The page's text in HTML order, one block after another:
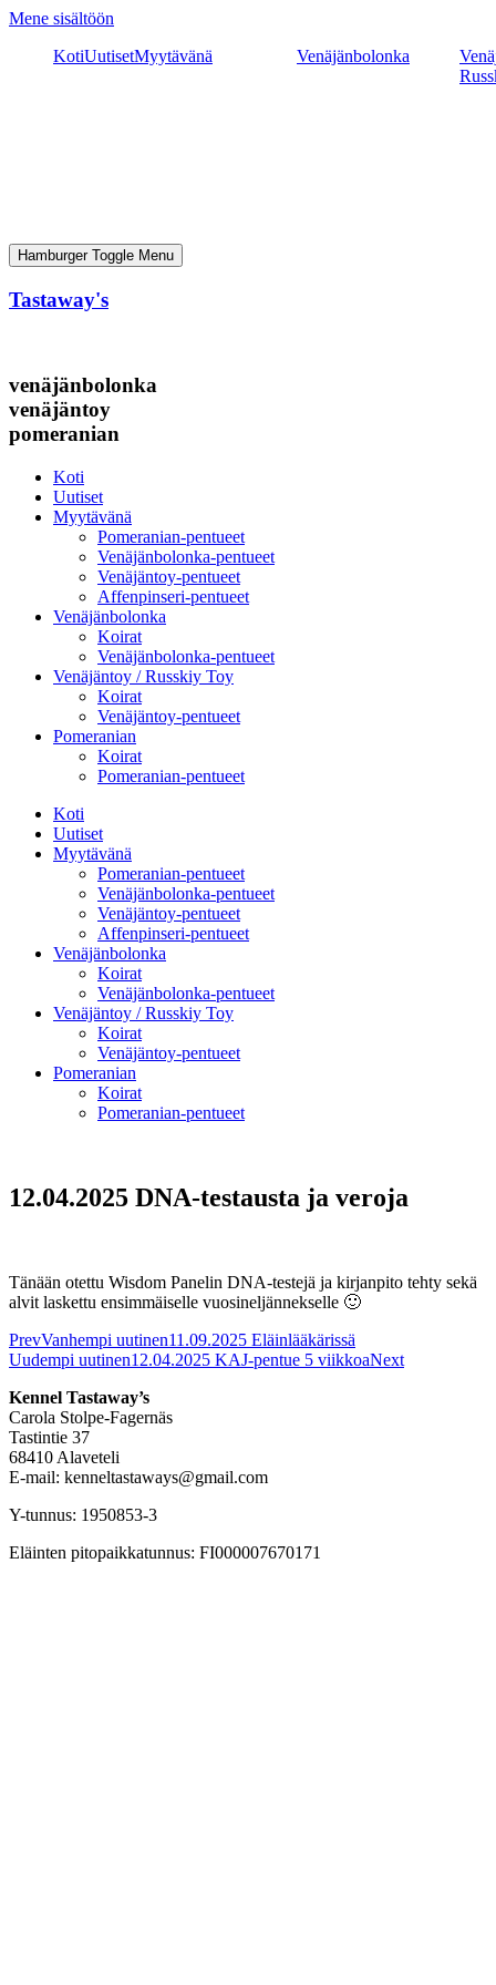
Mene sisältöön
KotiUutisetMyytävänä Venäjänbolonka
Hamburger Toggle Menu
Tastaway's
venäjänbolonka
venäjäntoy
pomeranian
Koti
Uutiset
Myytävänä
Pomeranian-pentueet
Venäjänbolonka-pentueet
Venäjäntoy-pentueet
Affenpinseri-pentueet
Venäjänbolonka
Koirat
Venäjänbolonka-pentueet
Venäjäntoy / Russkiy Toy
Koirat
Venäjäntoy-pentueet
Pomeranian
Koirat
Pomeranian-pentueet
Koti
Uutiset
Myytävänä
Pomeranian-pentueet
Venäjänbolonka-pentueet
Venäjäntoy-pentueet
Affenpinseri-pentueet
Venäjänbolonka
Koirat
Venäjänbolonka-pentueet
Venäjäntoy / Russkiy Toy
Koirat
Venäjäntoy-pentueet
Pomeranian
Koirat
Pomeranian-pentueet
12.04.2025 DNA-testausta ja veroja
Tänään otettu Wisdom Panelin DNA-testejä ja kirjanpito tehty sekä
alvit laskettu ensimmäiselle vuosineljännekselle 🙂
PrevVanhempi uutinen11.09.2025 Eläinlääkärissä
Uudempi uutinen12.04.2025 KAJ-pentue 5 viikkoaNext
Kennel Tastaway’s
Carola Stolpe-Fagernäs
Tastintie 37
68410 Alaveteli
E-mail: kenneltastaways@gmail.com
Y-tunnus: 1950853-3
Eläinten pitopaikkatunnus: FI000007670171